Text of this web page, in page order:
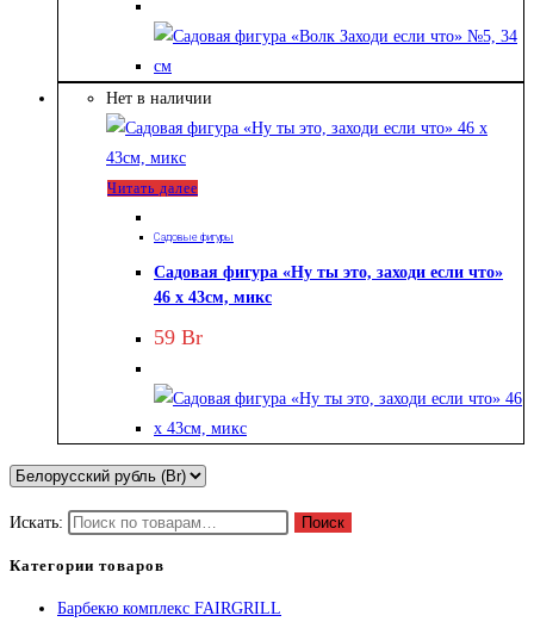
Нет в наличии
Читать далее
Садовые фигуры
Садовая фигура «Ну ты это, заходи если что»
46 х 43см, микс
59 Br
Искать: Поиск
Категории товаров
Барбекю комплекс FAIRGRILL